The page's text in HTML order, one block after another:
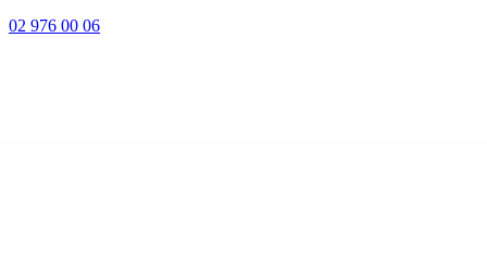
02 976 00 06